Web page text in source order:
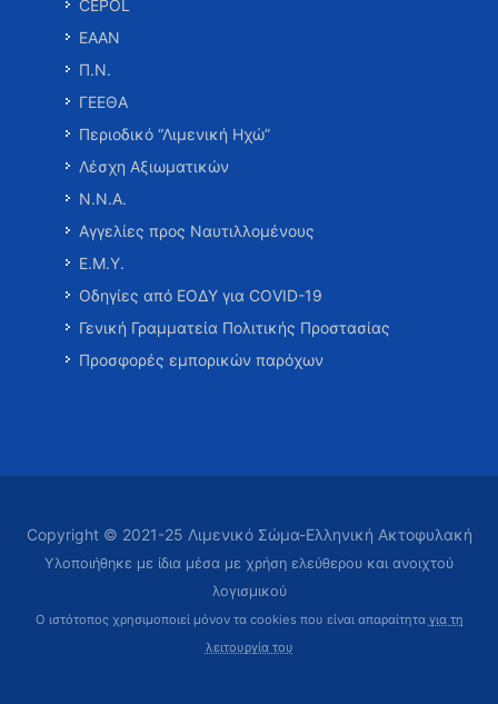
CEPOL
ΕΑΑΝ
Π.Ν.
ΓΕΕΘΑ
Περιοδικό “Λιμενική Ηχώ”
Λέσχη Αξιωματικών
Ν.Ν.Α.
Αγγελίες προς Ναυτιλλομένους
Ε.Μ.Υ.
Οδηγίες από ΕΟΔΥ για COVID-19
Γενική Γραμματεία Πολιτικής Προστασίας
Προσφορές εμπορικών παρόχων
Copyright © 2021-25 Λιμενικό Σώμα-Ελληνική Ακτοφυλακή
Υλοποιήθηκε με ίδια μέσα με χρήση ελεύθερου και ανοιχτού
λογισμικού
Ο ιστότοπος χρησιμοποιεί μόνον τα cookies που είναι απαραίτητα για τη
λειτουργία του